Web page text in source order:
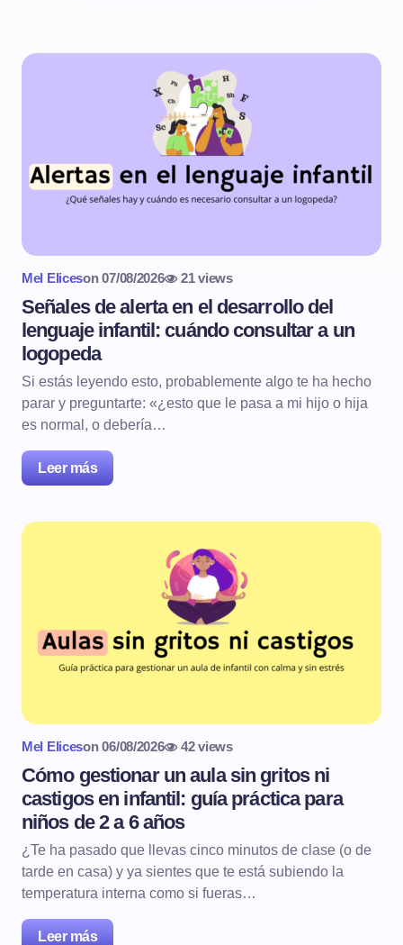
Mel Eliceson 07/08/2026 21 views
Señales de alerta en el desarrollo del
lenguaje infantil: cuándo consultar a un
logopeda
Si estás leyendo esto, probablemente algo te ha hecho
parar y preguntarte: «¿esto que le pasa a mi hijo o hija
es normal, o debería…
Leer más
Mel Eliceson 06/08/2026 42 views
Cómo gestionar un aula sin gritos ni
castigos en infantil: guía práctica para
niños de 2 a 6 años
¿Te ha pasado que llevas cinco minutos de clase (o de
tarde en casa) y ya sientes que te está subiendo la
temperatura interna como si fueras…
Leer más